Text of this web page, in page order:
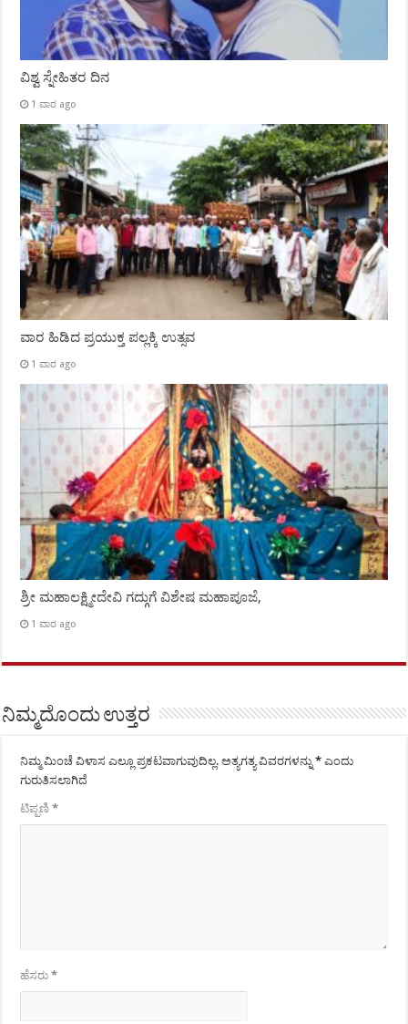
ವಿಶ್ವ ಸ್ನೇಹಿತರ ದಿನ
1 ವಾರ ago
ವಾರ ಹಿಡಿದ ಪ್ರಯುಕ್ತ ಪಲ್ಲಕ್ಕಿ ಉತ್ಸವ
1 ವಾರ ago
ಶ್ರೀ ಮಹಾಲಕ್ಷ್ಮೀದೇವಿ ಗದ್ಗುಗೆ ವಿಶೇಷ ಮಹಾಪೂಜೆ,
1 ವಾರ ago
ನಿಮ್ಮದೊಂದು ಉತ್ತರ
ನಿಮ್ಮ ಮಿಂಚೆ ವಿಳಾಸ ಎಲ್ಲೂ ಪ್ರಕಟವಾಗುವುದಿಲ್ಲ. ಅತ್ಯಗತ್ಯ ವಿವರಗಳನ್ನು* ಎಂದು
ಗುರುತಿಸಲಾಗಿದೆ
ಟಿಪ್ಪಣಿ*
ಹೆಸರು*